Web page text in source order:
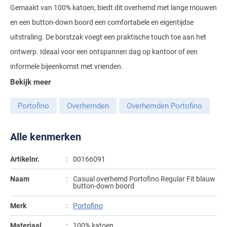
Casa Moda
Cast Iron
Eden Valley
Eterna
Gant
Giordano
Casa Moda
Cast Iron
Fred Perry
Gant
Lyle & Scott
New Zealand
Pierre Cardin
Maerz
New Zealand
Olymp
Portofino
Profuomo
Superdry
Thomas Maine
Polo Ralph Lauren
Profuomo
Tommy Hilfiger
Vanguard
COM4
Eurex
Gardeur
M.E.N.S.
Meyer
Pierre Cardin
Gant
People of Shibuya
Pierre Cardin
Polo Ralph Lauren
Portofino
Lyle & Scott
Mac
Meyer
Pierre Cardin
Polo Ralph Lauren
Giordano
John Miller
Lacoste
Ledub
Lyle & Scott
Gemaakt van 100% katoen, biedt dit overhemd met lange mouwen
en een button-down boord een comfortabele en eigentijdse
uitstraling. De borstzak voegt een praktische touch toe aan het
ontwerp. Ideaal voor een ontspannen dag op kantoor of een
informele bijeenkomst met vrienden.
Bekijk meer
Portofino Overhemden Overhemden Portofino
Alle kenmerken
Artikelnr. 00166091
Naam
Casual overhemd Portofino Regular Fit blauw
button-down boord
Merk Portofino